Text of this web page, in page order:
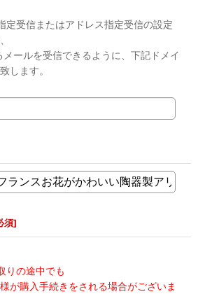
定受信またはアドレス指定受信の設定
ールを受信できるように、下記ドメイ
します。
須]
りの途中でも
が購入手続きをされる場合がございま